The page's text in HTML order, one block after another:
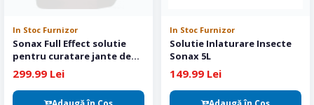
In Stoc Furnizor
Sonax Full Effect solutie
pentru curatare jante de
aliaj 5 L
299.99 Lei
In Stoc Furnizor
Solutie Inlaturare Insecte
Sonax 5L
149.99 Lei